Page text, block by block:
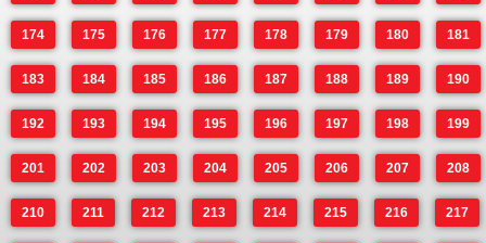
174 175 176 177 178 179 180 181
183 184 185 186 187 188 189 190
192 193 194 195 196 197 198 199
201 202 203 204 205 206 207 208
210 211 212 213 214 215 216 217